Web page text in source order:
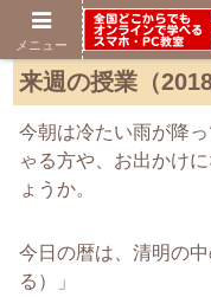
来週の授業（
今朝は冷たい雨が降
ゃる方や、お出かけ
ょうか。
今日の暦は、清明の
る）」
メニュー